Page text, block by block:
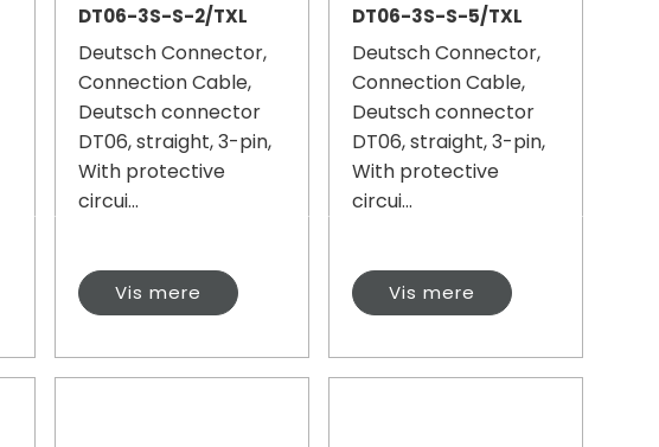
DT06-3S-S-2/TXL
Deutsch Connector,
Connection Cable,
Deutsch connector
DT06, straight, 3-pin,
With protective
circui...
Vis mere
DT06-3S-S-5/TXL
Deutsch Connector,
Connection Cable,
Deutsch connector
DT06, straight, 3-pin,
With protective
circui...
Vis mere